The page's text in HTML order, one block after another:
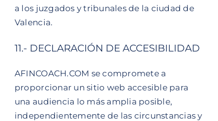
a los juzgados y tribunales de la ciudad de
Valencia.
11.- DECLARACIÓN DE ACCESIBILIDAD
AFINCOACH.COM se compromete a
proporcionar un sitio web accesible para
una audiencia lo más amplia posible,
independientemente de las circunstancias y